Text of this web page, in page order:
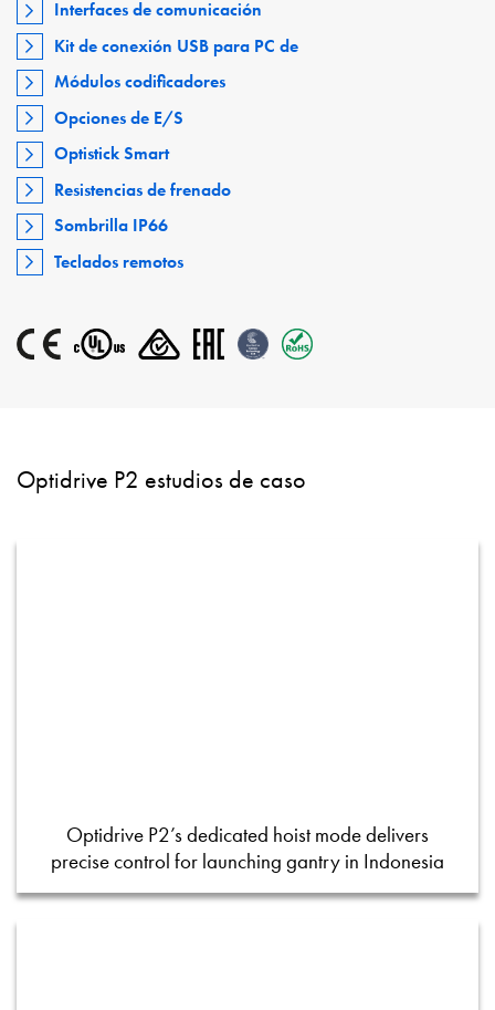
Interfaces de comunicación
Kit de conexión USB para PC de
Módulos codificadores
Opciones de E/S
Optistick Smart
Resistencias de frenado
Sombrilla IP66
Teclados remotos
Optidrive P2 estudios de caso
Optidrive P2’s dedicated hoist mode delivers
precise control for launching gantry in Indonesia